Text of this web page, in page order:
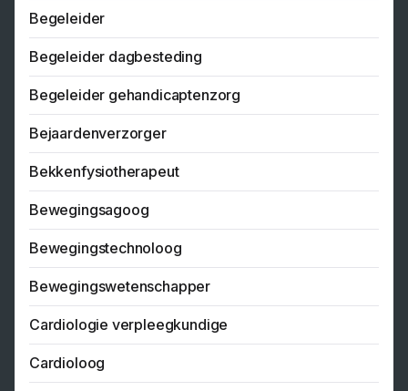
Begeleider
Begeleider dagbesteding
Begeleider gehandicaptenzorg
Bejaardenverzorger
Bekkenfysiotherapeut
Bewegingsagoog
Bewegingstechnoloog
Bewegingswetenschapper
Cardiologie verpleegkundige
Cardioloog